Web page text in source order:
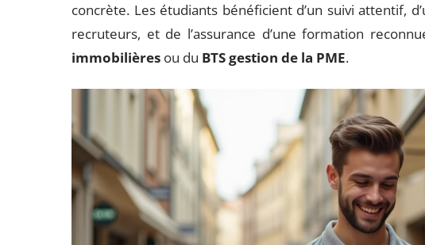
concrète. Les étudiants bénéficient d’un suivi attentif,
recruteurs, et de l’assurance d’une formation
immobilières ou du BTS gestion de la PME.